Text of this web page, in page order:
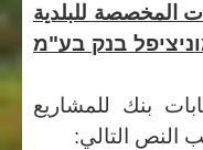
المخصصة للبلدية
בנק בע"מ
بنك
للمشاريع
النص التالي: